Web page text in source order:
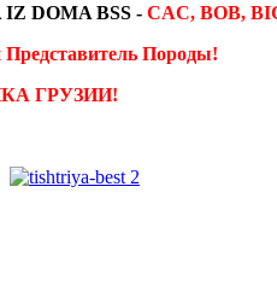
DOMA BSS - CAC, BOB,
Породы!
ГРУЗИИ!